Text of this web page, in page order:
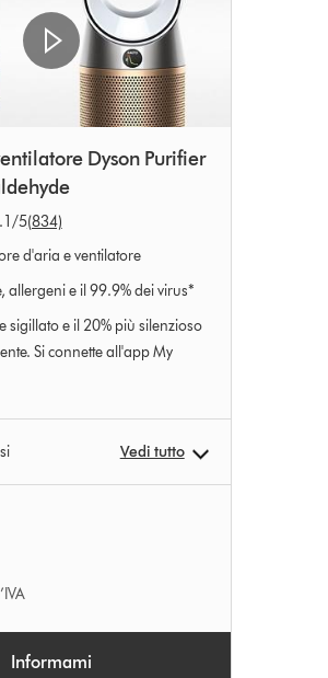
Dyson Purifier
Ratings
/5(834)
d'aria e ventilatore
allergeni e il 99.9% dei virus*
sigillato e il 20% più silenzioso
Si connette all'app My
Vedi tutto
Informami